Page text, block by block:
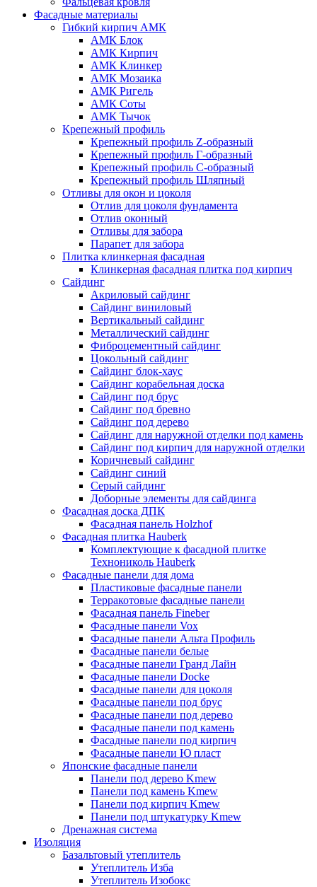
Фасадные материалы
Гибкий кирпич АМК
АМК Блок
АМК Кирпич
АМК Клинкер
АМК Мозаика
АМК Ригель
АМК Соты
АМК Тычок
Крепежный профиль
Крепежный профиль Z-образный
Крепежный профиль Г-образный
Крепежный профиль С-образный
Крепежный профиль Шляпный
Отливы для окон и цоколя
Отлив для цоколя фундамента
Отлив оконный
Отливы для забора
Парапет для забора
Плитка клинкерная фасадная
Клинкерная фасадная плитка под кирпич
Сайдинг
Акриловый сайдинг
Сайдинг виниловый
Вертикальный сайдинг
Металлический сайдинг
Фиброцементный сайдинг
Цокольный сайдинг
Сайдинг блок-хаус
Сайдинг корабельная доска
Сайдинг под брус
Сайдинг под бревно
Сайдинг под дерево
Сайдинг для наружной отделки под камень
Сайдинг под кирпич для наружной отделки
Коричневый сайдинг
Сайдинг синий
Серый сайдинг
Доборные элементы для сайдинга
Фасадная доска ДПК
Фасадная панель Holzhof
Фасадная плитка Hauberk
Комплектующие к фасадной плитке
Технониколь Hauberk
Фасадные панели для дома
Пластиковые фасадные панели
Терракотовые фасадные панели
Фасадная панель Fineber
Фасадные панели Vox
Фасадные панели Альта Профиль
Фасадные панели белые
Фасадные панели Гранд Лайн
Фасадные панели Docke
Фасадные панели для цоколя
Фасадные панели под брус
Фасадные панели под дерево
Фасадные панели под камень
Фасадные панели под кирпич
Фасадные панели Ю пласт
Японские фасадные панели
Панели под дерево Kmew
Панели под камень Kmew
Панели под кирпич Kmew
Панели под штукатурку Kmew
Дренажная система
Изоляция
Базальтовый утеплитель
Утеплитель Изба
Утеплитель Изобокс